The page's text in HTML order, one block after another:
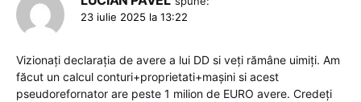
23 iulie 2025 la 13:22
Vizionați declarația de avere a lui DD si veți rămâne uimiți. Am
făcut un calcul conturi+proprietati+mașini si acest
pseudorefornator are peste 1 milion de EURO avere. Credeți